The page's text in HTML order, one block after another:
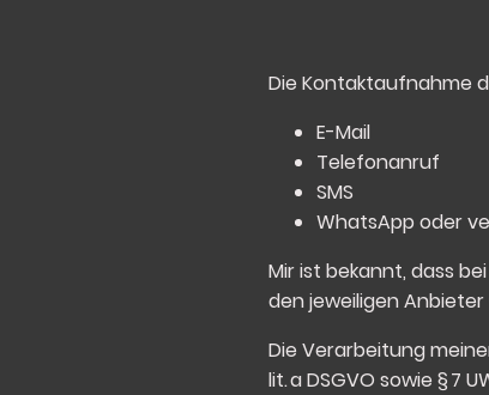
Die Kontaktaufnahme
E-Mail
Telefonanruf
SMS
WhatsApp oder
Mir ist bekannt, dass
den jeweiligen Anbieter
Die Verarbeitung
lit. a DSGVO sowie § 7